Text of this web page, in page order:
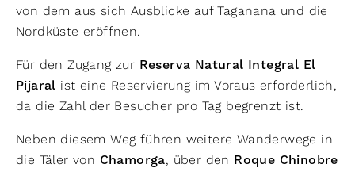
von dem aus sich Ausblicke auf Taganana und die
Nordküste eröffnen.
Für den Zugang zur Reserva Natural Integral El
Pijaral ist eine Reservierung im Voraus erforderlich,
da die Zahl der Besucher pro Tag begrenzt ist.
Neben diesem Weg führen weitere Wanderwege in
die Täler von Chamorga, über den Roque Chinobre